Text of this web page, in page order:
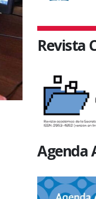
Revista
Agenda